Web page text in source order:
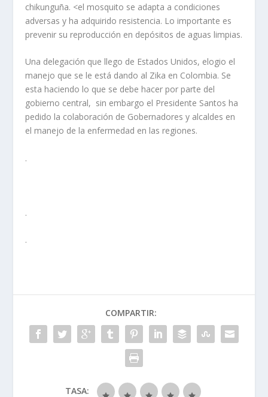
chikunguña. <el mosquito se adapta a condiciones
adversas y ha adquirido resistencia. Lo importante es
prevenir su reproducción en depósitos de aguas limpias.
Una delegación que llego de Estados Unidos, elogio el
manejo que se le está dando al Zika en Colombia. Se
esta haciendo lo que se debe hacer por parte del
gobierno central, sin embargo el Presidente Santos ha
pedido la colaboración de Gobernadores y alcaldes en
el manejo de la enfermedad en las regiones.
.
.
.
COMPARTIR:
TASA: